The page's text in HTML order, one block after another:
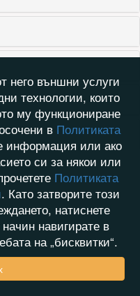
него външни услуги
технологии, които
му функциониране
в Политиката
информация или ако
си за някои или
Политиката
. Като затворите този
натиснете
навигирате в
на „бисквитки“.